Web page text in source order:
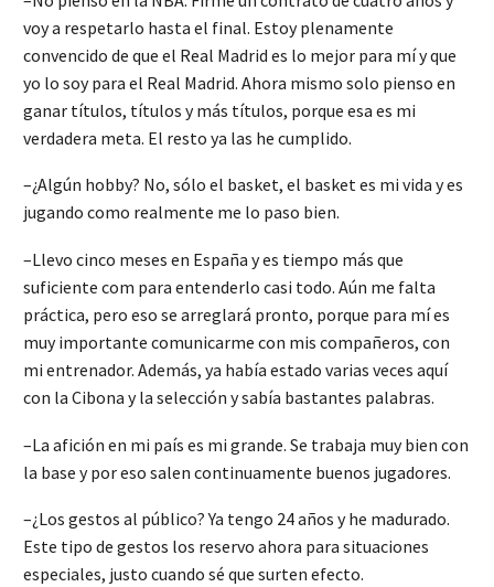
voy a respetarlo hasta el final. Estoy plenamente
convencido de que el Real Madrid es lo mejor para mí y que
yo lo soy para el Real Madrid. Ahora mismo solo pienso en
ganar títulos, títulos y más títulos, porque esa es mi
verdadera meta. El resto ya las he cumplido.
–¿Algún hobby? No, sólo el basket, el basket es mi vida y es
jugando como realmente me lo paso bien.
–Llevo cinco meses en España y es tiempo más que
suficiente com para entenderlo casi todo. Aún me falta
práctica, pero eso se arreglará pronto, porque para mí es
muy importante comunicarme con mis compañeros, con
mi entrenador. Además, ya había estado varias veces aquí
con la Cibona y la selección y sabía bastantes palabras.
–La afición en mi país es mi grande. Se trabaja muy bien con
la base y por eso salen continuamente buenos jugadores.
–¿Los gestos al público? Ya tengo 24 años y he madurado.
Este tipo de gestos los reservo ahora para situaciones
especiales, justo cuando sé que surten efecto.